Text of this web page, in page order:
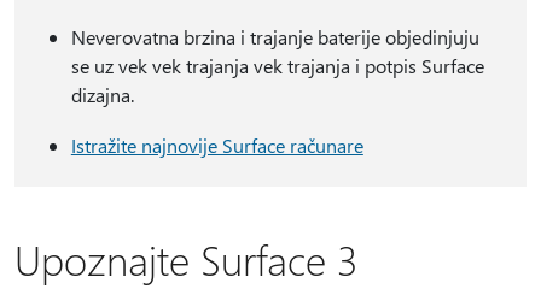
Neverovatna brzina i trajanje baterije objedinjuju
se uz vek vek trajanja vek trajanja i potpis Surface
dizajna.
Istražite najnovije Surface računare
Upoznajte Surface 3